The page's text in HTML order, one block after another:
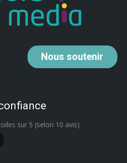
Noussoutenir
sur 5 (selon 10 avis)